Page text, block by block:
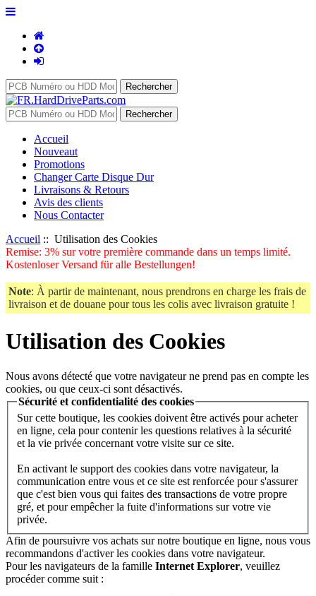
Accueil
Nouveaut
Promotions
Changer Carte Disque Dur
Livraisons & Retours
Avis des clients
Nous Contacter
Accueil :: Utilisation des Cookies
Remise: 3% sur votre première commande dans un temps limité.
Kostenloser Versand für alle Bestellungen!
Note: À partir de maintenant, nous prendrons en charge les frais de
livraison et de douane pour tous les colis avec livraison gratuite !
Utilisation des Cookies
Nous avons détecté que votre navigateur ne prend pas en compte les
cookies, ou que ceux-ci sont désactivés.
Sécurité et confidentialité des cookies
Sur cette boutique, les cookies doivent être activés pour acheter
en ligne, cela pour contenir les questions relatives à la sécurité
et la vie privée concernant votre visite sur ce site.
En activant le support des cookies dans votre navigateur, la
communication entre vous et ce site est renforcée pour s'assurer
que c'est bien vous qui faites des transactions de votre propre
gré, et pour empêcher la fuite d'informations sur votre vie
privée.
Afin de poursuivre vos achats sur notre boutique en ligne, nous vous
recommandons d'activer les cookies dans votre navigateur.
Pour les navigateurs de la famille Internet Explorer, veuillez
procéder comme suit :